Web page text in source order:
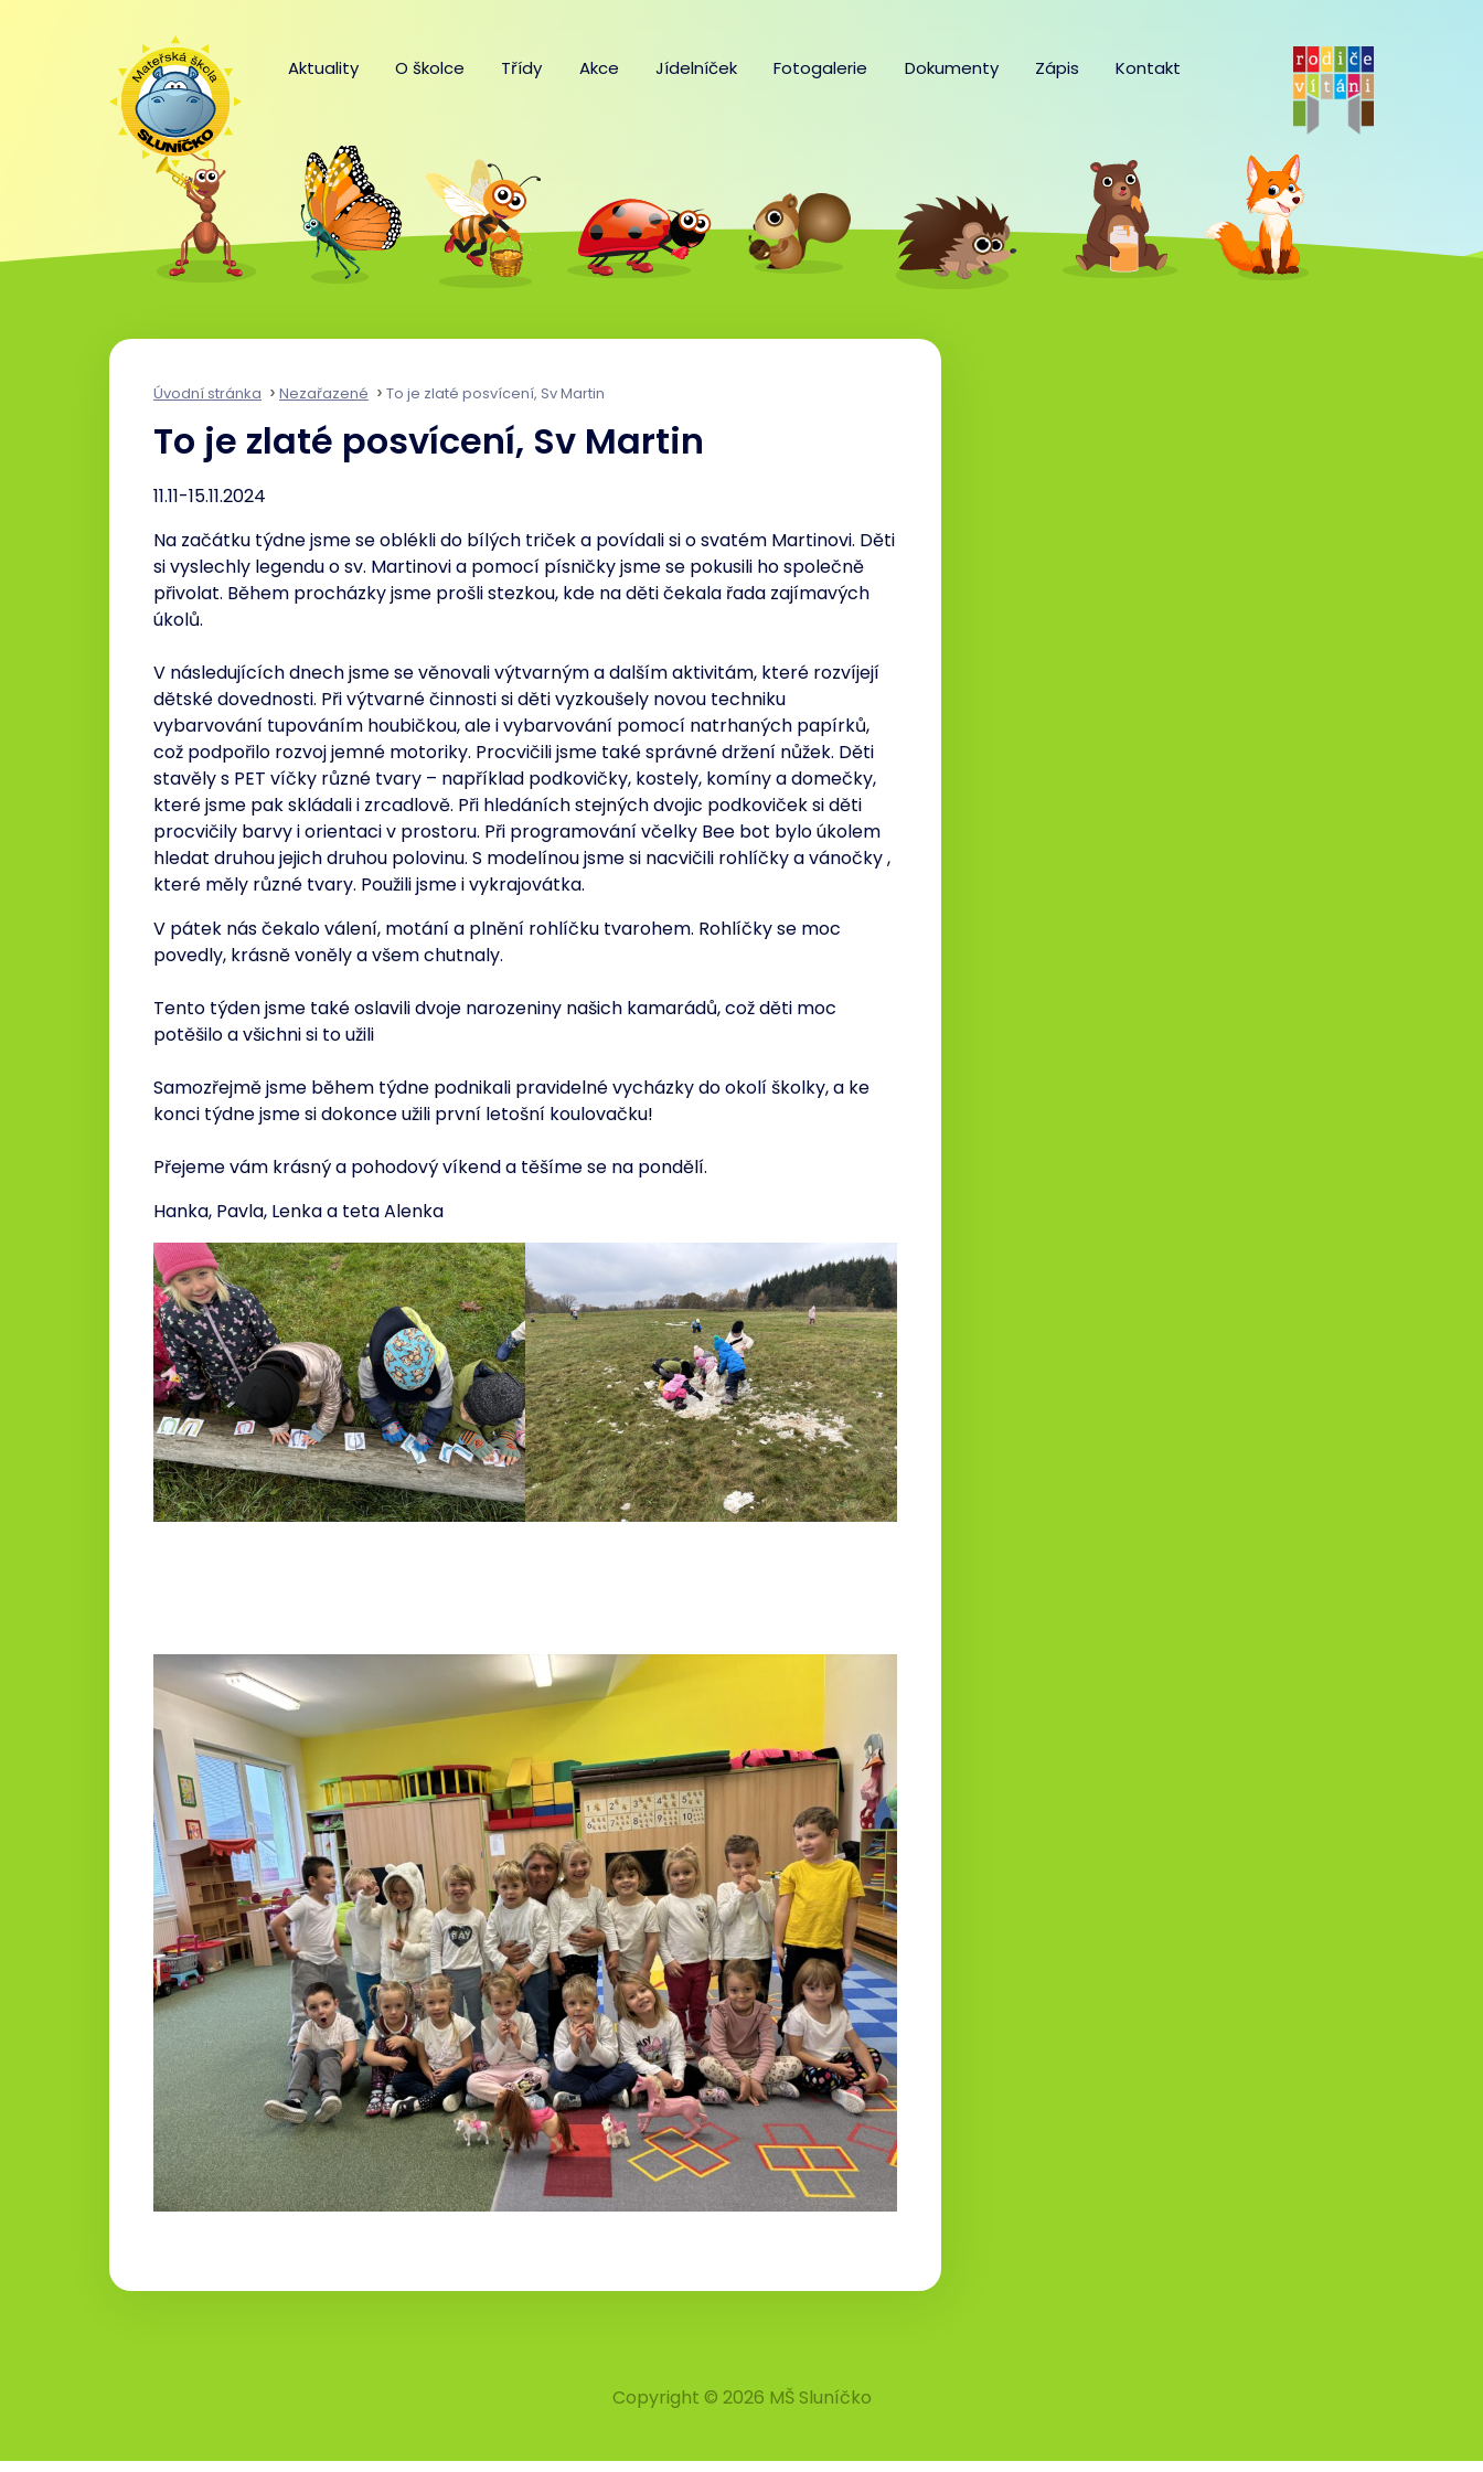
Aktuality O školce Třídy Akce Jídelníček Fotogalerie Dokumenty Zápis Kontakt
Úvodní stránka Nezařazené To je zlaté posvícení, Sv Martin
To je zlaté posvícení, Sv Martin
11.11-15.11.2024
Na začátku týdne jsme se oblékli do bílých triček a povídali si o svatém Martinovi. Děti
si vyslechly legendu o sv. Martinovi a pomocí písničky jsme se pokusili ho společně
přivolat. Během procházky jsme prošli stezkou, kde na děti čekala řada zajímavých
úkolů.
V následujících dnech jsme se věnovali výtvarným a dalším aktivitám, které rozvíjejí
dětské dovednosti. Při výtvarné činnosti si děti vyzkoušely novou techniku
vybarvování tupováním houbičkou, ale i vybarvování pomocí natrhaných papírků,
což podpořilo rozvoj jemné motoriky. Procvičili jsme také správné držení nůžek. Děti
stavěly s PET víčky různé tvary – například podkovičky, kostely, komíny a domečky,
které jsme pak skládali i zrcadlově. Při hledáních stejných dvojic podkoviček si děti
procvičily barvy i orientaci v prostoru. Při programování včelky Bee bot bylo úkolem
hledat druhou jejich druhou polovinu. S modelínou jsme si nacvičili rohlíčky a vánočky ,
které měly různé tvary. Použili jsme i vykrajovátka.
V pátek nás čekalo válení, motání a plnění rohlíčku tvarohem. Rohlíčky se moc
povedly, krásně voněly a všem chutnaly.
Tento týden jsme také oslavili dvoje narozeniny našich kamarádů, což děti moc
potěšilo a všichni si to užili
Samozřejmě jsme během týdne podnikali pravidelné vycházky do okolí školky, a ke
konci týdne jsme si dokonce užili první letošní koulovačku!
Přejeme vám krásný a pohodový víkend a těšíme se na pondělí.
Hanka, Pavla, Lenka a teta Alenka
Copyright © 2026 MŠ Sluníčko